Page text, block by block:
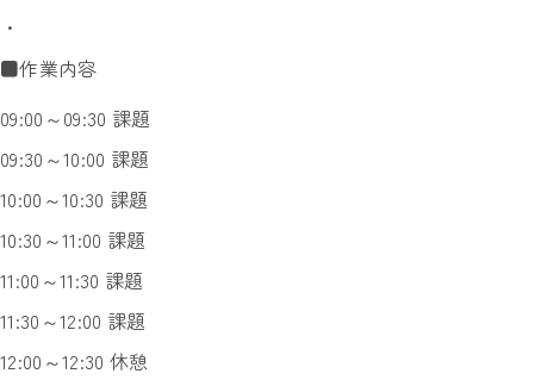
・
■作業内容
09:00～09:30 課題
09:30～10:00 課題
10:00～10:30 課題
10:30～11:00 課題
11:00～11:30 課題
11:30～12:00 課題
12:00～12:30 休憩